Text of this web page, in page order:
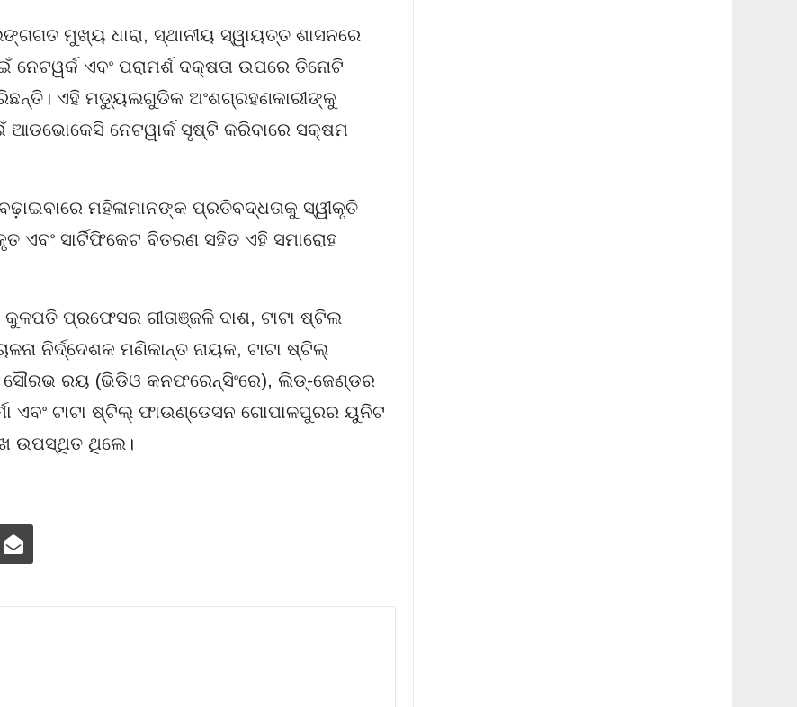
ମୁଖ୍ୟ ଧାରା, ସ୍ଥାନୀୟ ସ୍ୱାୟତ୍ତ ଶାସନରେ
ନେଟୱର୍କ ଏବଂ ପରାମର୍ଶ ଦକ୍ଷତା ଉପରେ ତିନୋଟି
ଏହି ମଡ୍ୟୁଲଗୁଡିକ ଅଂଶଗ୍ରହଣକାରୀଙ୍କୁ
ଆଡଭୋକେସି ନେଟୱାର୍କ ସୃଷ୍ଟି କରିବାରେ ସକ୍ଷମ
ମହିଳାମାନଙ୍କ ପ୍ରତିବଦ୍ଧତାକୁ ସ୍ୱୀକୃତି
ସାର୍ଟିଫିକେଟ ବିତରଣ ସହିତ ଏହି ସମାରୋହ
ପ୍ରଫେସର ଗୀତାଞ୍ଜଳି ଦାଶ, ଟାଟା ଷ୍ଟିଲ
ନିର୍ଦ୍ଦେଶକ ମଣିକାନ୍ତ ନାୟକ, ଟାଟା ଷ୍ଟିଲ୍
ସୌରଭ ରୟ (ଭିଡିଓ କନଫରେନ୍ସିଂରେ), ଲିଡ୍‌-ଜେଣ୍ଡର
ଏବଂ ଟାଟା ଷ୍ଟିଲ୍ ଫାଉଣ୍ଡେସନ ଗୋପାଳପୁରର ୟୁନିଟ
ଉପସ୍ଥିତ ଥିଲେ।